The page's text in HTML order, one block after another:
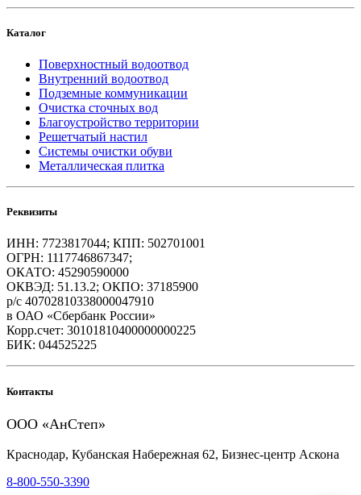
Каталог
Поверхностный водоотвод
Внутренний водоотвод
Подземные коммуникации
Очистка сточных вод
Благоустройство территории
Решетчатый настил
Системы очистки обуви
Металлическая плитка
Реквизиты
ИНН: 7723817044; КПП: 502701001
ОГРН: 1117746867347;
ОКАТО: 45290590000
ОКВЭД: 51.13.2; ОКПО: 37185900
р/с 40702810338000047910
в ОАО «Сбербанк России»
Корр.счет: 30101810400000000225
БИК: 044525225
Контакты
ООО «АнСтеп»
Краснодар, Кубанская Набережная 62, Бизнес-центр Аскона
8-800-550-3390